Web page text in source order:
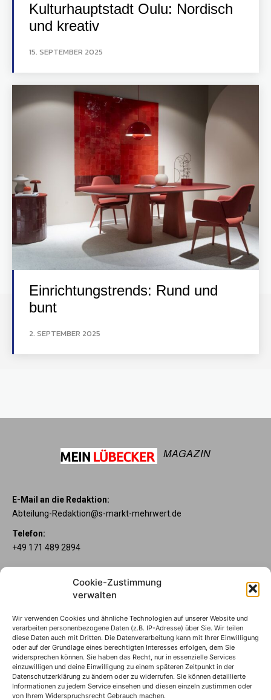
Cookie-Zustimmung
verwalten
Wir verwenden Cookies und ähnliche Technologien auf unserer Website und
verarbeiten personenbezogene Daten (z.B. IP-Adresse) über Sie. Wir teilen
diese Daten auch mit Dritten. Die Datenverarbeitung kann mit Ihrer Einwilligung
oder auf der Grundlage eines berechtigten Interesses erfolgen, dem Sie
widersprechen können. Sie haben das Recht, nur in essenzielle Services
einzuwilligen und deine Einwilligung zu einem späteren Zeitpunkt in der
Datenschutzerklärung zu ändern oder zu widerrufen. Sie können detaillierte
Informationen zu jedem Service einsehen und diesen einzeln zustimmen oder
von Ihrem Widerspruchsrecht Gebrauch machen.
Kulturhauptstadt Oulu: Nordisch
und kreativ
15. SEPTEMBER 2025
Einrichtungstrends: Rund und
bunt
2. SEPTEMBER 2025
MAGAZIN
E-Mail an die Redaktion:
Abteilung-Redaktion@s-markt-mehrwert.de
Telefon:
+49 171 489 2894
Wenn’s um Geld geht, hat jeder ganz individuelle Vorstellungen.
Mein Lübecker Konto genau das Richtige für Sie. Unsere
Kontomodelle Mein Lübecker Premium, Mein Lübecker Comfort
und Mein Lübecker Fresh bieten Ihnen etliche Inklusivleistungen.
Im Mein Lübecker Magazin erfahren Sie immer, was es Neues
gibt.
Die Mein Lübecker Kontomodelle